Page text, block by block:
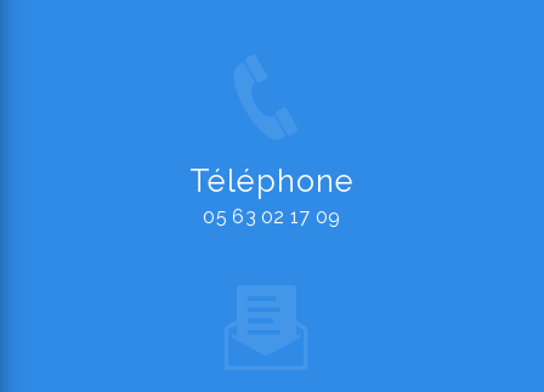
Téléphone
05 63 02 17 09